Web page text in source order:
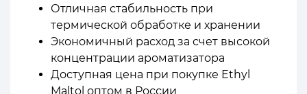
Отличная стабильность при
термической обработке и хранении
Экономичный расход за счет высокой
концентрации ароматизатора
Доступная цена при покупке Ethyl
Maltol оптом в России